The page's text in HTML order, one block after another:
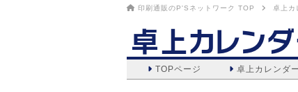
印刷通販のP'Sネットワーク TOP 卓上カ
卓上カレン
TOPページ 卓上カレンダー